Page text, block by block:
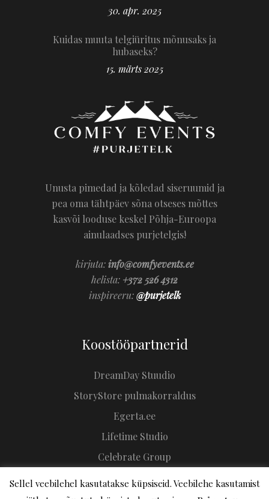
30. apr. 2025
Kuidas muuta telgiüritus mõnusaks ja
hubaseks?
15. märts 2025
Unusta pimedad ja kõledad siseruumid ja
pea oma tähtpäev sõna otseses mõttes
kasvõi looduse keskel Põhja-Euroopa
ainulaadses purjetelgis!
kirjuta:info@comfyevents.ee
helista: +372 526 4312
inspireeru:@purjetelk
Koostööpartnerid
DreamDay Stuudio
StoryStore pulmakorraldus
Egerta.ee
Lifetime Studio
Celebrate Group
Sellel veebilehel kasutatakse küpsiseid. Veebilehe kasutamist